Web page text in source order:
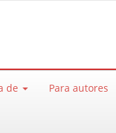
de Para autores